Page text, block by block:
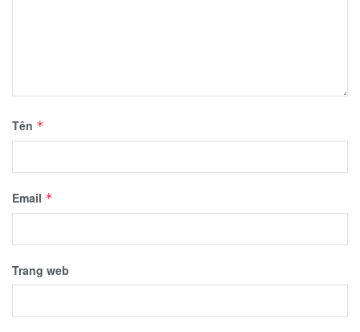
Tên *
Email *
Trang web